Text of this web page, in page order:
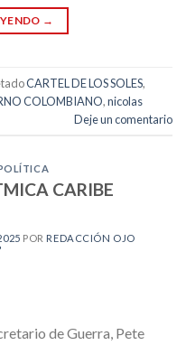
→
CARTEL DE LOS SOLES,
COLOMBIANO,nicolas
Deje un comentario
CARIBE
POR REDACCIÓN OJO
de Guerra, Pete